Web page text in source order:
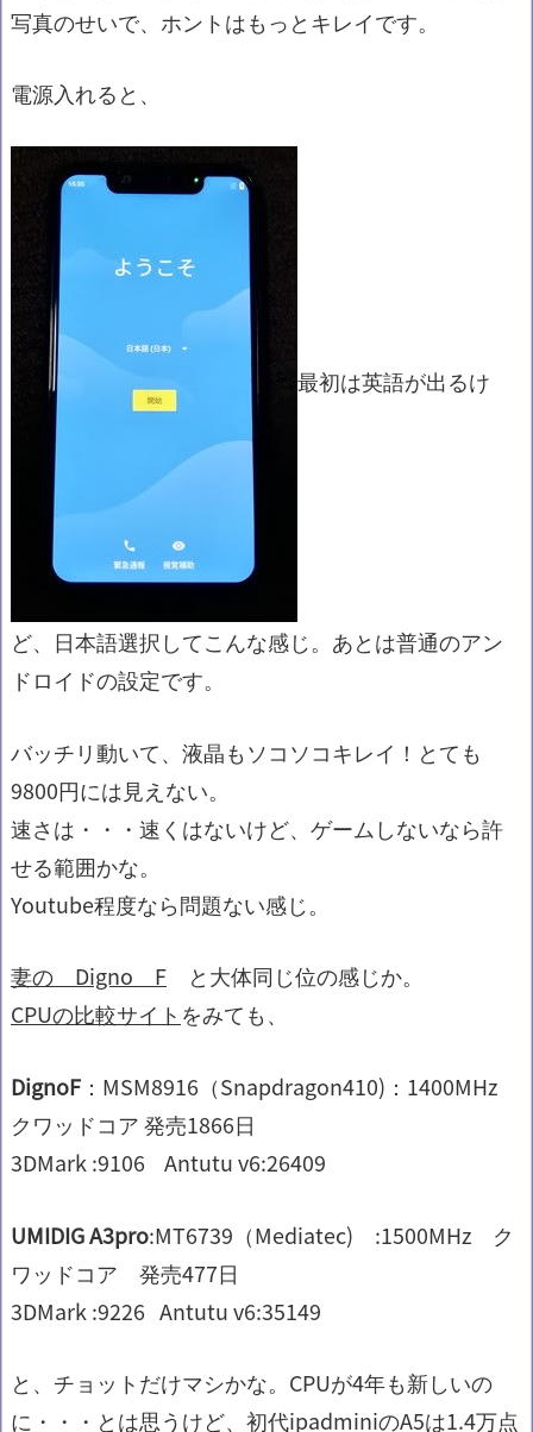
写真のせいで、ホントはもっとキレイです。
電源入れると、
最初は英語が出るけ
ど、日本語選択してこんな感じ。あとは普通のアン
ドロイドの設定です。
バッチリ動いて、液晶もソコソコキレイ！とても
9800円には見えない。
速さは・・・速くはないけど、ゲームしないなら許
せる範囲かな。
Youtube程度なら問題ない感じ。
妻の Digno F と大体同じ位の感じか。
CPUの比較サイト をみても、
DignoF ：MSM8916（Snapdragon410)：1400MHz
クワッドコア 発売1866日
3DMark :9106 Antutu v6:26409
UMIDIG A3pro:MT6739（Mediatec) :1500MHz ク
ワッドコア 発売477日
3DMark :9226 Antutu v6:35149
と、チョットだけマシかな。CPUが4年も新しいの
に・・・とは思うけど、初代ipadminiのA5は1.4万点